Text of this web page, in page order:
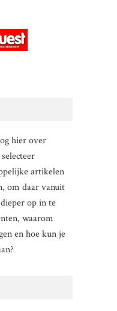
hier over
artikelen
om daar vanuit
op in te
waarom
en hoe kun je